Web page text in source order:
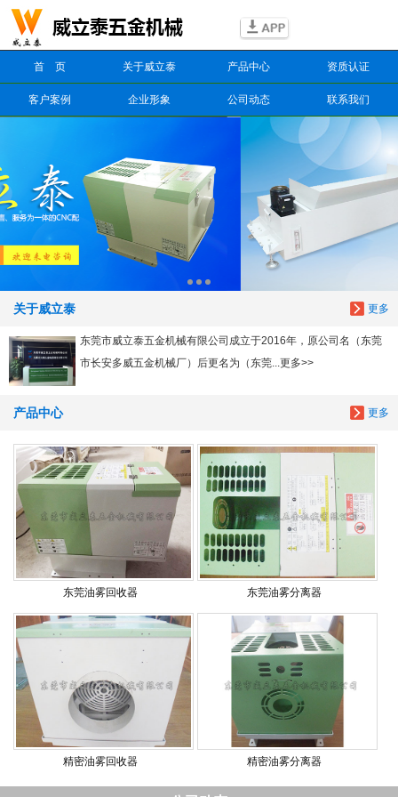
首 页 关于威立泰 产品中心 资质认证
客户案例 企业形象 公司动态 联系我们
更多
关于威立泰
东莞市威立泰五金机械有限公司成立于2016年，原公司名（东莞
市长安多威五金机械厂）后更名为（东莞...更多>>
更多
产品中心
东莞油雾回收器 东莞油雾分离器
精密油雾回收器 精密油雾分离器
搜索